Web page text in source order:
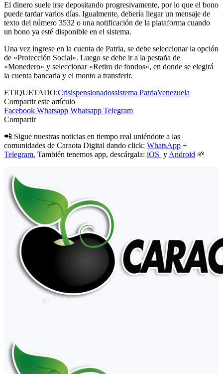
El dinero suele irse depositando progresivamente, por lo que el bono
puede tardar varios días. Igualmente, debería llegar un mensaje de
texto del número 3532 o una notificación de la plataforma cuando
un bono ya esté disponible en el sistema.
Una vez ingrese en la cuenta de Patria, se debe seleccionar la opción
de «Protección Social». Luego se debe ir a la pestaña de
«Monedero» y seleccionar «Retiro de fondos», en donde se elegirá
la cuenta bancaria y el monto a transferir.
ETIQUETADO:Crisispensionadossistema PatriaVenezuela
Compartir este artículo
Facebook Whatsapp Whatsapp Telegram
Compartir
📲 Sigue nuestras noticias en tiempo real uniéndote a las
comunidades de Caraota Digital dando click: WhatsApp +
Telegram. También tenemos app, descárgala: iOS y Android 🌱